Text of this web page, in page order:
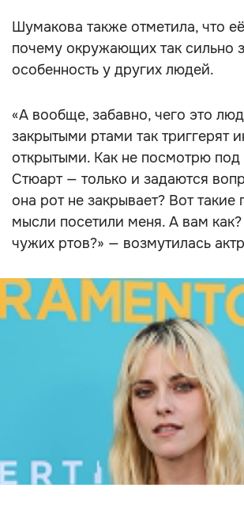
Шумакова также отметила, что
почему окружающих так сильно
особенность у других людей.
«А вообще, забавно, чего это
закрытыми ртами так триггерят
открытыми. Как не посмотрю под
Стюарт — только и задаются
она рот не закрывает? Вот такие
мысли посетили меня. А вам
чужих ртов?» — возмутилась